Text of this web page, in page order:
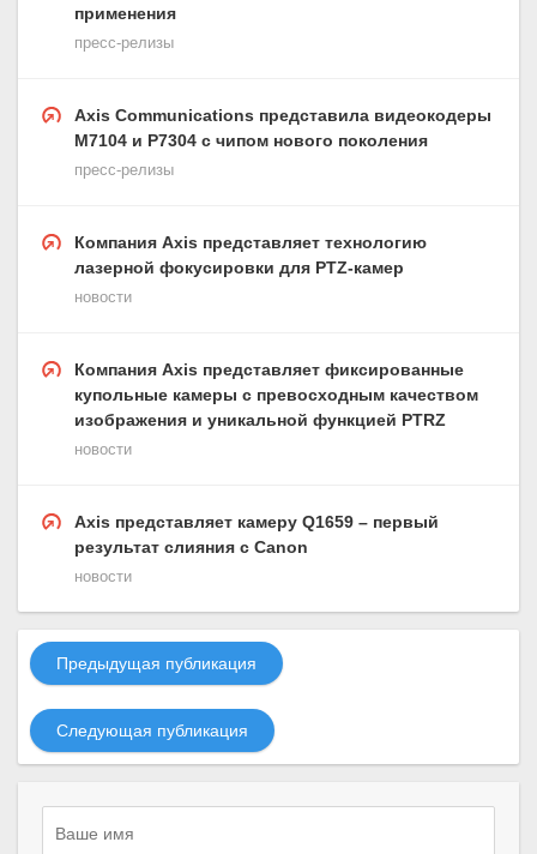
применения
пресс-релизы
Axis Communications представила видеокодеры
M7104 и P7304 с чипом нового поколения
пресс-релизы
Компания Axis представляет технологию
лазерной фокусировки для PTZ-камер
новости
Компания Axis представляет фиксированные
купольные камеры с превосходным качеством
изображения и уникальной функцией PTRZ
новости
Axis представляет камеру Q1659 – первый
результат слияния с Canon
новости
Предыдущая публикация
Следующая публикация